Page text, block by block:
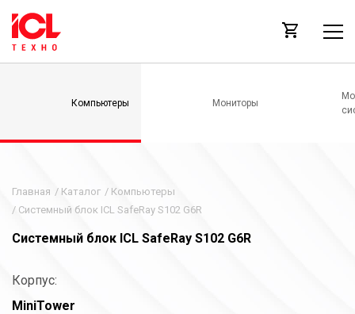
Компьютеры Мониторы
Главная / Каталог / Компьютеры
/ Системный блок ICL SafeRay S102 G6R
Системный блок ICL SafeRay S102 G6R
Корпус:
MiniTower